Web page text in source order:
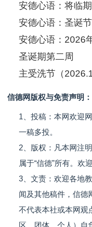
安德心语：将临
安德心语：圣诞
安德心语：2026
圣诞期第二周
主受洗节（
信德网版权与免责声明：
1、投稿：本网欢迎
一稿多投。
2、版权：凡本网注
属于“信德”所有。欢
3、文责：欢迎各地
闻及其他稿件，信德
不代表本社或本网观
区、团体、个人）自